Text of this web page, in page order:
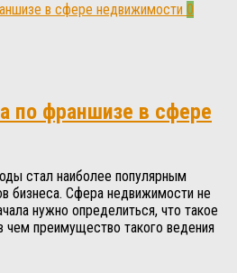
0
по франшизе в сфере
стал наиболее популярным
бизнеса. Сфера недвижимости не
нужно определиться, что такое
чем преимущество такого ведения